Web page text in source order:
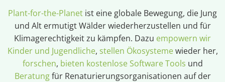
Plant-for-the-Planet ist eine globale Bewegung, die Jung
und Alt ermutigt Wälder wiederherzustellen und für
Klimagerechtigkeit zu kämpfen. Dazu empowern wir
Kinder und Jugendliche, stellen Ökosystemewieder her,
forschen, bieten kostenlose Software Tools und
Beratungfür Renaturierungsorganisationen auf der